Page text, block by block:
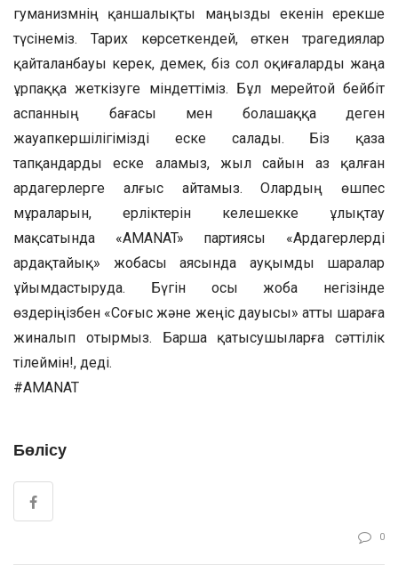
гуманизмнің қаншалықты маңызды екенін ерекше
түсінеміз. Тарих көрсеткендей, өткен трагедиялар
қайталанбауы керек, демек, біз сол оқиғаларды жаңа
ұрпаққа жеткізуге міндеттіміз. Бұл мерейтой бейбіт
аспанның бағасы мен болашаққа деген
жауапкершілігімізді еске салады. Біз қаза
тапқандарды еске аламыз, жыл сайын аз қалған
ардагерлерге алғыс айтамыз. Олардың өшпес
мұраларын, ерліктерін келешекке ұлықтау
мақсатында «AMANAT» партиясы «Ардагерлерді
ардақтайық» жобасы аясында ауқымды шаралар
ұйымдастыруда. Бүгін осы жоба негізінде
өздеріңізбен «Соғыс және жеңіс дауысы» атты шараға
жиналып отырмыз. Барша қатысушыларға сәттілік
тілеймін!, деді.
#AMANAT
Бөлісу
0